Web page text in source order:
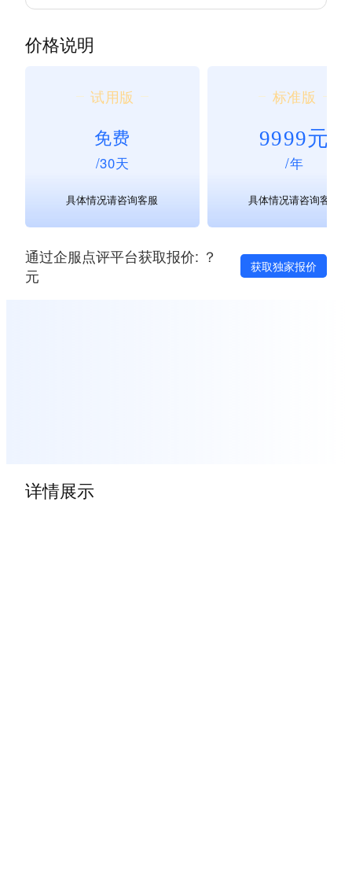
价格说明
试用版
免费
/30天
具体情况请咨询客服
标准版
9999元
/年
具体情况请咨询客服
通过企服点评平台获取报价: ？
元
获取独家报价
详情展示